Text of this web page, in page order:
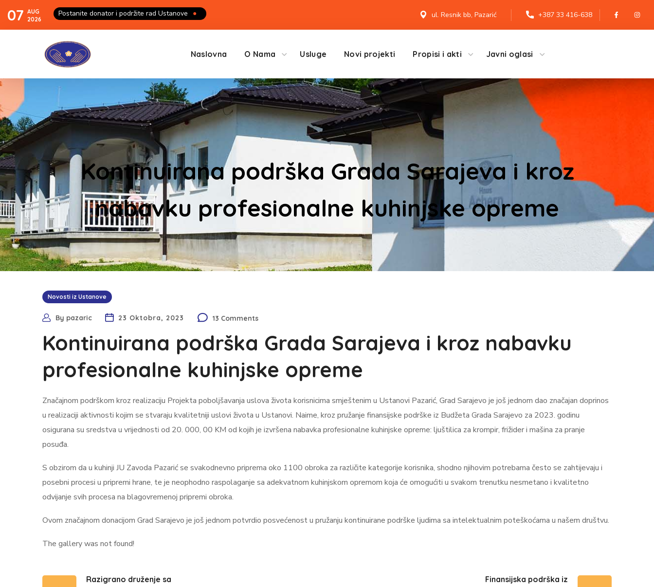
07 AUG
2026
Postanite donator i podržite rad Ustanove ● ul. Resnik bb, Pazarić +387 33 416-638
Naslovna O Nama Usluge Novi projekti Propisi i akti Javni oglasi
Kontinuirana podrška Grada Sarajeva i kroz
nabavku profesionalne kuhinjske opreme
Novosti iz Ustanove
By pazaric 23 Oktobra, 2023 13 Comments
Kontinuirana podrška Grada Sarajeva i kroz nabavku
profesionalne kuhinjske opreme
Značajnom podrškom kroz realizaciju Projekta poboljšavanja uslova života korisnicima smještenim u Ustanovi Pazarić, Grad Sarajevo je još jednom dao značajan doprinos
u realizaciji aktivnosti kojim se stvaraju kvalitetniji uslovi života u Ustanovi. Naime, kroz pružanje finansijske podrške iz Budžeta Grada Sarajevo za 2023. godinu
osigurana su sredstva u vrijednosti od 20. 000, 00 KM od kojih je izvršena nabavka profesionalne kuhinjske opreme: ljuštilica za krompir, frižider i mašina za pranje
posuđa.
S obzirom da u kuhinji JU Zavoda Pazarić se svakodnevno priprema oko 1100 obroka za različite kategorije korisnika, shodno njihovim potrebama često se zahtijevaju i
posebni procesi u pripremi hrane, te je neophodno raspolaganje sa adekvatnom kuhinjskom opremom koja će omogućiti u svakom trenutku nesmetano i kvalitetno
odvijanje svih procesa na blagovremenoj pripremi obroka.
Ovom značajnom donacijom Grad Sarajevo je još jednom potvrdio posvećenost u pružanju kontinuirane podrške ljudima sa intelektualnim poteškoćama u našem društvu.
The gallery was not found!
Razigrano druženje sa
Finansijska podrška iz